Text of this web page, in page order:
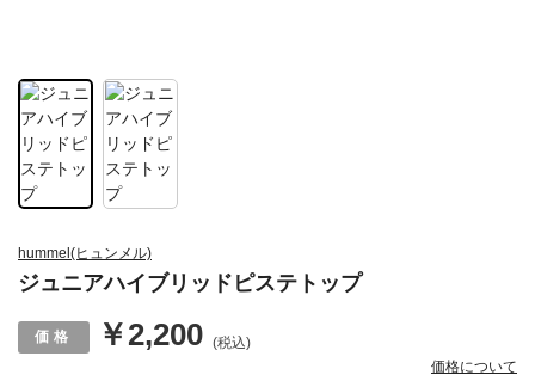
hummel(ヒュンメル)
ジュニアハイブリッドピステトップ
￥2,200 (税込)
価格について